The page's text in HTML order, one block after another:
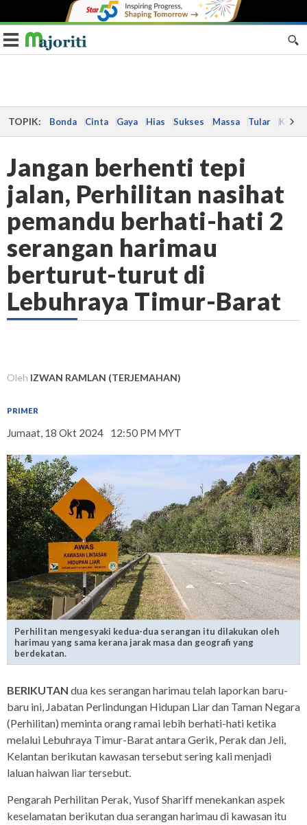
Toggle navigation
TOPIK: Bonda Cinta Gaya Hias Sukses Massa Tular Kes
Jangan berhenti tepi
jalan, Perhilitan nasihat
pemandu berhati-hati 2
serangan harimau
berturut-turut di
Lebuhraya Timur-Barat
Oleh IZWAN RAMLAN (TERJEMAHAN)
PRIMER
Jumaat, 18 Okt 2024 12:50 PM MYT
Perhilitan mengesyaki kedua-dua serangan itu dilakukan oleh
harimau yang sama kerana jarak masa dan geografi yang
berdekatan.
BERIKUTAN dua kes serangan harimau telah laporkan baru-
baru ini, Jabatan Perlindungan Hidupan Liar dan Taman Negara
(Perhilitan) meminta orang ramai lebih berhati-hati ketika
melalui Lebuhraya Timur-Barat antara Gerik, Perak dan Jeli,
Kelantan berikutan kawasan tersebut sering kali menjadi
laluan haiwan liar tersebut.
Pengarah Perhilitan Perak, Yusof Shariff menekankan aspek
keselamatan berikutan dua serangan harimau di kawasan itu